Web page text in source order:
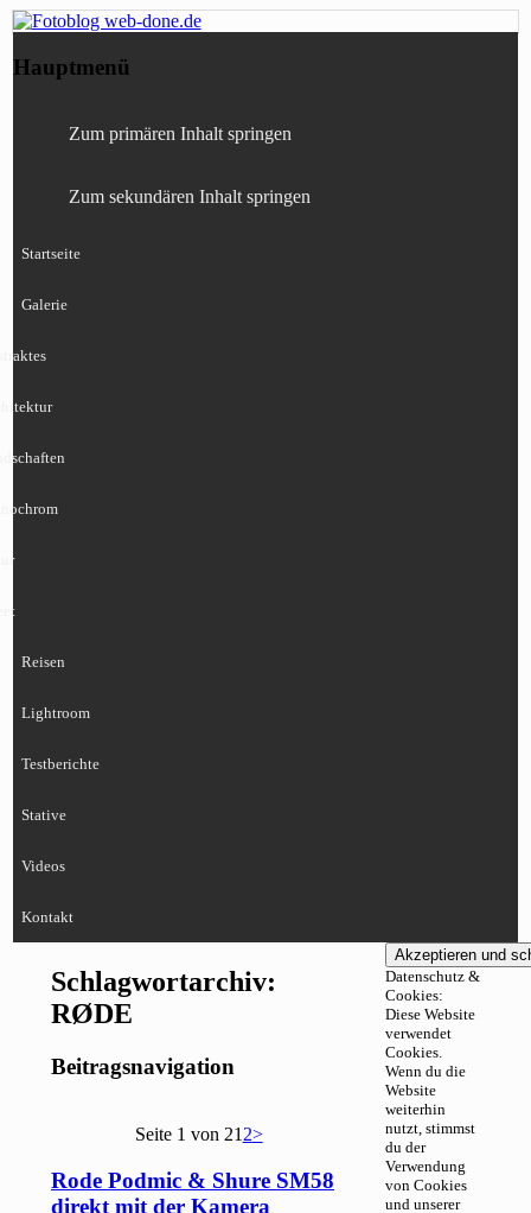
Fotoblog web-done.de
Canon, Nikon, Sony
Hauptmenü
Zum primären Inhalt springen
Zum sekundären Inhalt springen
Startseite
Galerie
Reisen
Lightroom
Testberichte
Stative
Videos
Kontakt
Schlagwortarchiv:
RØDE
Beitragsnavigation
Seite 1 von 21 2>
Rode Podmic & Shure SM58
direkt mit der Kamera
Datenschutz &
Cookies:
Diese Website
verwendet
Cookies.
Wenn du die
Website
weiterhin
nutzt, stimmst
du der
Verwendung
von Cookies
und unserer